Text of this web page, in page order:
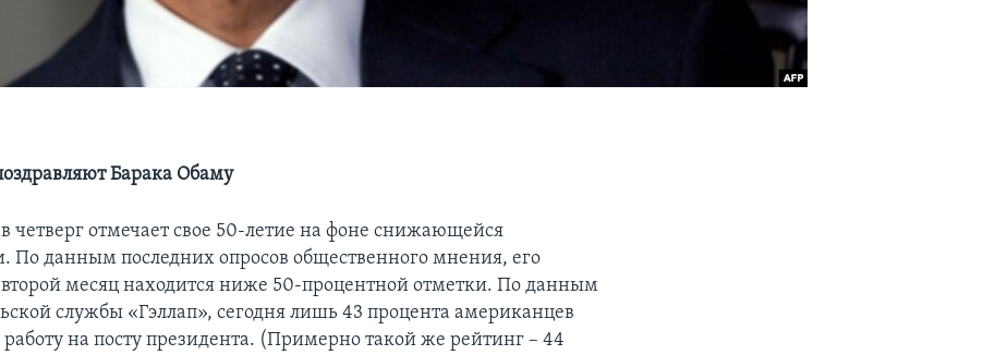
Барака Обаму
четверг отмечает свое 50-летие на фоне снижающейся
По данным последних опросов общественного мнения, его
месяц находится ниже 50-процентной отметки. По данным
службы «Гэллап», сегодня лишь 43 процента американцев
работу на посту президента. (Примерно такой же рейтинг – 44